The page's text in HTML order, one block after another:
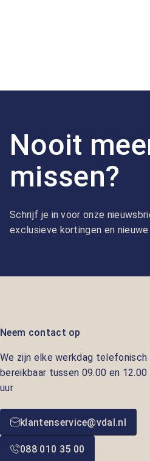
Nooit
missen?
Schrijf je in voor onze
exclusieve kortingen en
Neem contact op
We zijn elke werkdag telefonisch
bereikbaar tussen 09.00 en 12.00
uur
klantenservice@vdal.nl
088 010 35 00